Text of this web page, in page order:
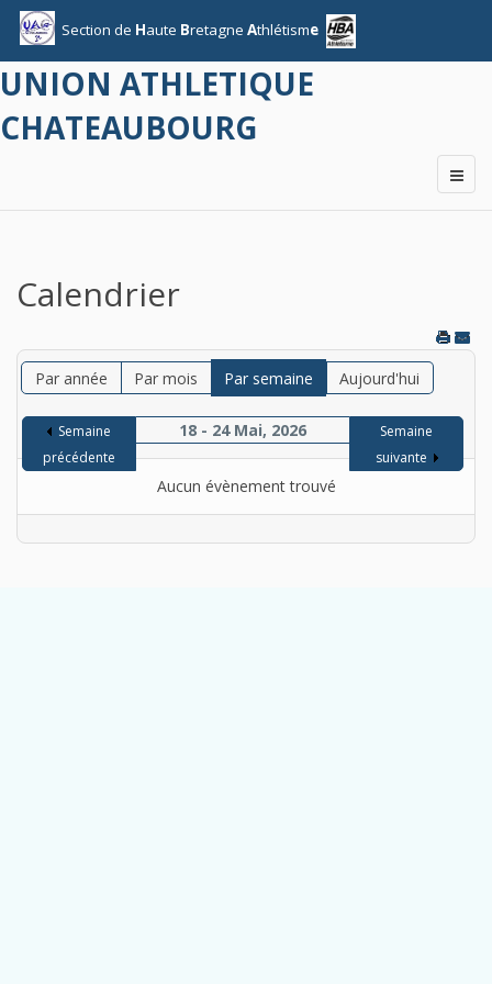
Section de Haute Bretagne Athlétisme
UNION ATHLETIQUE
CHATEAUBOURG
Calendrier
Par année Par mois Par semaine Aujourd'hui
Semaine
précédente
18 - 24 Mai, 2026
Semaine
suivante
Aucun évènement trouvé